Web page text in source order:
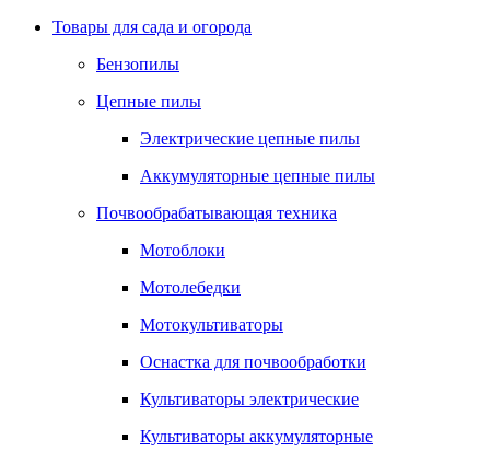
Товары для сада и огорода
Бензопилы
Цепные пилы
Электрические цепные пилы
Аккумуляторные цепные пилы
Почвообрабатывающая техника
Мотоблоки
Мотолебедки
Мотокультиваторы
Оснастка для почвообработки
Культиваторы электрические
Культиваторы аккумуляторные